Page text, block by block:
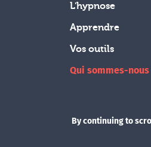
L'hypnose
Apprendre
Vos outils
Qui sommes-nous
By continuing to